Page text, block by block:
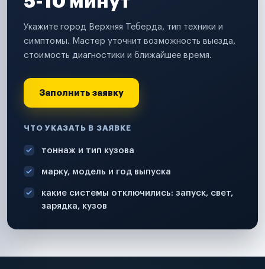
Укажите город Верхняя Теберда, тип техники и
симптомы. Мастер уточнит возможность выезда,
стоимость диагностики и ближайшее время.
Заполнить заявку
ЧТО УКАЗАТЬ В ЗАЯВКЕ
тоннаж и тип кузова
марку, модель и год выпуска
какие системы отключились: запуск, свет,
зарядка, кузов